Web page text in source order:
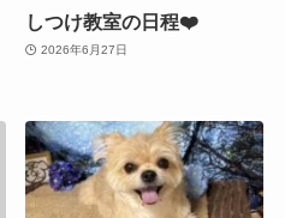
しつけ教室の日程❤️
2026年6月27日